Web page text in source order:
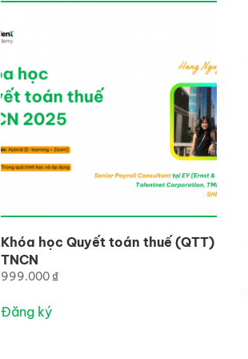
Khóa học Quyết toán thuế (QTT)
TNCN
999.000₫
Đăng ký